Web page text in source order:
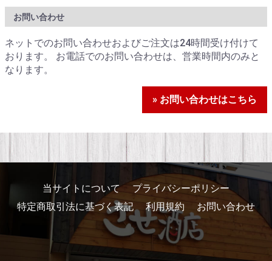
お問い合わせ
ネットでのお問い合わせおよびご注文は24時間受け付けて
おります。 お電話でのお問い合わせは、営業時間内のみと
なります。
» お問い合わせはこちら
当サイトについて
プライバシーポリシー
特定商取引法に基づく表記
利用規約 お問い合わせ